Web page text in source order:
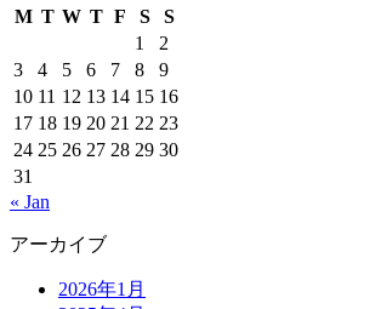
M T W T F S
S
1
2
3
4 5 6 7 8
9
10 11 12 13 14 15 16
17 18 19 20 21 22 23
24 25 26 27 28 29 30
31
« Jan
アーカイブ
2026年1月